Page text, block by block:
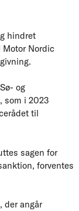
hindret
Nordic
og
som i 2023
til
sagen for
forventes
der angår